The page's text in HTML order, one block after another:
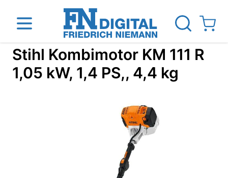
Direkt zum Inhalt
View
Stihl Kombimotor KM 111 R
1,05 kW, 1,4 PS,, 4,4 kg